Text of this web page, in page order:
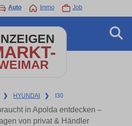
Auto Immo Job
❯ HYUNDAI ❯ I30
in Apolda entdecken –
von privat & Händler